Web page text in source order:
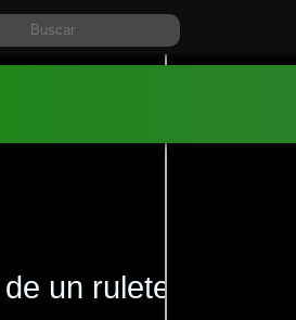
un ruletero